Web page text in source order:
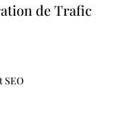
de Trafic
SEO